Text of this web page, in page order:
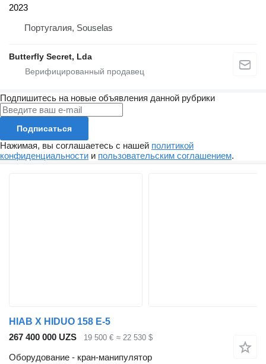
2023
Португалия, Souselas
Butterfly Secret, Lda
Подпишитесь на новые объявления данной рубрики
Подписаться
Нажимая, вы соглашаетесь с нашей политикой
конфиденциальности и пользовательским соглашением.
HIAB X HIDUO 158 E-5
267 400 000 UZS
19 500 € ≈ 22 530 $
Оборудование - кран-манипулятор